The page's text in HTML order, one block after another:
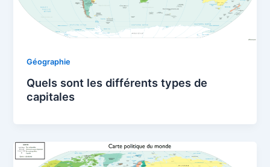
Géographie
Quels sont les différents types de
capitales